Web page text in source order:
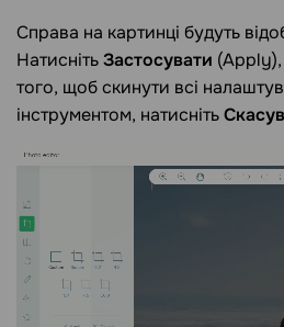
Справа на картинці будуть
НатиснітьЗастосувати (Apply),
того, щоб скинути всі
інструментом, натисніть